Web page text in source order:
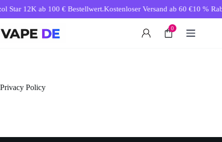
Inhalt
Star 12K ab 100 € Bestellwert.Kostenloser Versand ab 60 €10 %
0
Privacy Policy